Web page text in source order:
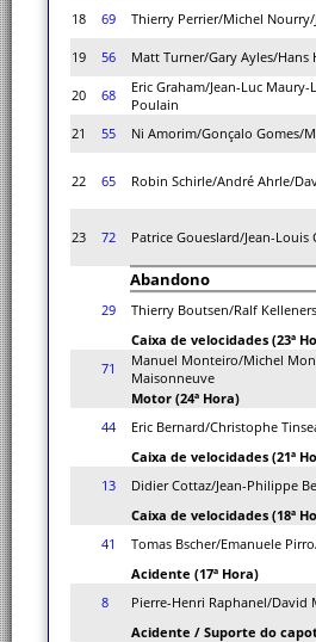
18
69 Thierry Perrier/Michel Nourry/
19
56 Matt Turner/Gary Ayles/Hans
20
68
Eric Graham/Jean-Luc
Poulain
21
55 Ni Amorim/Gonçalo Gomes/
22 65 Robin Schirle/André Ahrle/
23 72 Patrice Goueslard/Jean-Louis
Abandono
29 Thierry Boutsen/Ralf
Caixa de velocidades (23ª
71
Manuel Monteiro/Michel
Maisonneuve
Motor (24ª Hora)
44
Eric Bernard/Christophe
Caixa de velocidades (21ª
13
Didier Cottaz/Jean-Philippe
Caixa de velocidades (18ª
41
Tomas Bscher/Emanuele
Acidente (17ª Hora)
8
Pierre-Henri Raphanel/David
Acidente / Suporte do